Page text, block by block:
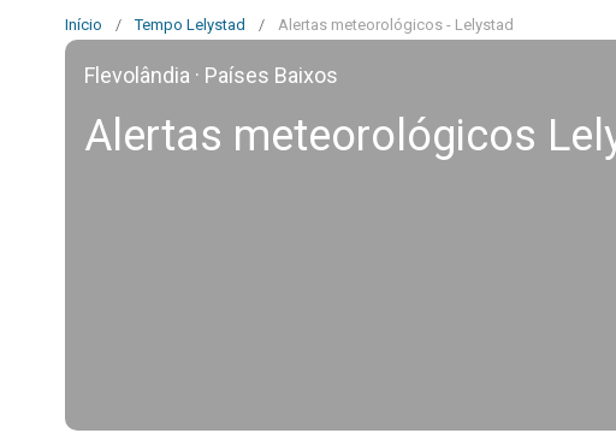
Início / Tempo Lelystad / Alertas meteorológicos - Lelystad
Flevolândia · Países Baixos
Alertas meteorológicos